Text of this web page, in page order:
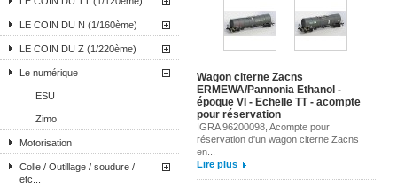
LE COIN DU N (1/160ème)
LE COIN DU Z (1/220ème)
Le numérique
ESU
Zimo
Motorisation
Colle / Outillage / soudure /
etc...
Wagon citerne Zacns
ERMEWA/Pannonia Ethanol -
époque VI - Echelle TT - acompte
pour réservation
IGRA 96200098, Acompte pour
réservation d'un wagon citerne Zacns
en...
Lire plus